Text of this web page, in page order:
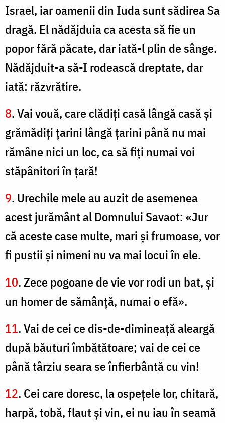
Israel, iar oamenii din Iuda sunt sădirea Sa
dragă. El nădăjduia ca acesta să fie un
popor fără păcate, dar iată-l plin de sânge.
Nădăjduit-a să-I rodească dreptate, dar
iată: răzvrătire.
8. Vai vouă, care clădiţi casă lângă casă şi
grămădiţi ţarini lângă ţarini până nu mai
rămâne nici un loc, ca să fiţi numai voi
stăpânitori în ţară!
9. Urechile mele au auzit de asemenea
acest jurământ al Domnului Savaot: «Jur
că aceste case multe, mari şi frumoase, vor
fi pustii şi nimeni nu va mai locui în ele.
10. Zece pogoane de vie vor rodi un bat, şi
un homer de sămânţă, numai o efă».
11. Vai de cei ce dis-de-dimineaţă aleargă
după băuturi îmbătătoare; vai de cei ce
până târziu seara se înfierbântă cu vin!
12. Cei care doresc, la ospeţele lor, chitară,
harpă, tobă, flaut şi vin, ei nu iau în seamă